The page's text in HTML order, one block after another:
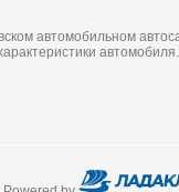
автомобильном